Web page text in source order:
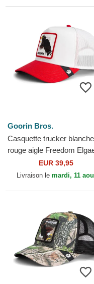
Goorin Bros.
Casquette trucker
rouge aigle Freedom
Flip Side 2 The Farm
Bros.
EUR 39,95
Livraison le mardi, 11